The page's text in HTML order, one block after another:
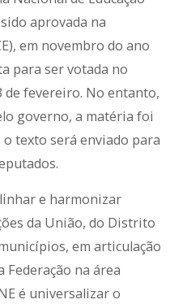
aprovada na
em novembro do ano
para ser votada no
fevereiro. No entanto,
governo, a matéria foi
texto será enviado para
e harmonizar
da União, do Distrito
em articulação
Federação na área
é universalizar o